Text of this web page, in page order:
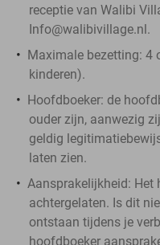
receptie van Walibi
Info@walibivillage.nl.
Maximale bezetting: 4
kinderen).
Hoofdboeker: de
ouder zijn, aanwezig
geldig
laten zien.
Aansprakelijkheid: Het
achtergelaten. Is dit
ontstaan tijdens je
hoofdboeker